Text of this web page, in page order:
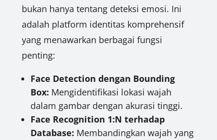
bukan hanya tentang deteksi emosi. Ini
adalah platform identitas komprehensif
yang menawarkan berbagai fungsi
penting:
Face Detection dengan Bounding
Box: Mengidentifikasi lokasi wajah
dalam gambar dengan akurasi tinggi.
Face Recognition 1:N terhadap
Database: Membandingkan wajah yang